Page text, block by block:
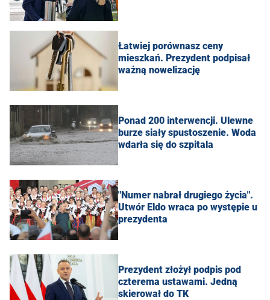
Łatwiej porównasz ceny
mieszkań. Prezydent podpisał
ważną nowelizację
Ponad 200 interwencji. Ulewne
burze siały spustoszenie. Woda
wdarła się do szpitala
"Numer nabrał drugiego życia".
Utwór Eldo wraca po występie u
prezydenta
Prezydent złożył podpis pod
czterema ustawami. Jedną
skierował do TK